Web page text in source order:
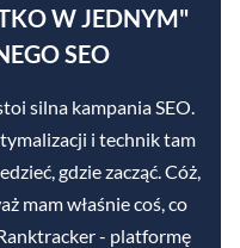
W JEDNYM"
SEO
silna kampania SEO.
i technik tam
gdzie zacząć. Cóż,
mam właśnie coś, co
- platformę